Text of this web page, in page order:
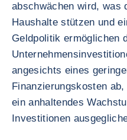
abschwächen wird, was
Haushalte stützen und
Geldpolitik ermöglichen
angesichts eines
Finanzierungskosten
ein anhaltendes
Investitionen